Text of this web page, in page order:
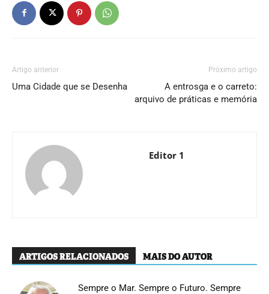
Artigo anterior
Uma Cidade que se Desenha
Próximo artigo
A entrosga e o carreto:
arquivo de práticas e memória
Editor 1
ARTIGOS RELACIONADOS MAIS DO AUTOR
Sempre o Mar. Sempre o Futuro. Sempre